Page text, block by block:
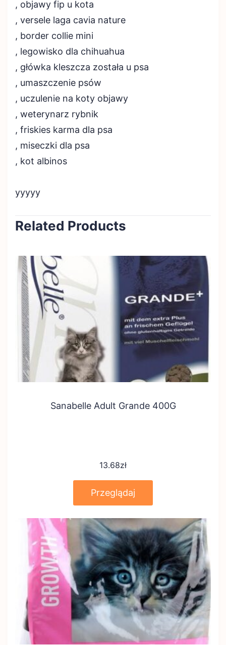
, objawy fip u kota
, versele laga cavia nature
, border collie mini
, legowisko dla chihuahua
, główka kleszcza została u psa
, umaszczenie psów
, uczulenie na koty objawy
, weterynarz rybnik
, friskies karma dla psa
, miseczki dla psa
, kot albinos
yyyyy
Related Products
Sanabelle Adult Grande 400G
13.68zł
Przeglądaj